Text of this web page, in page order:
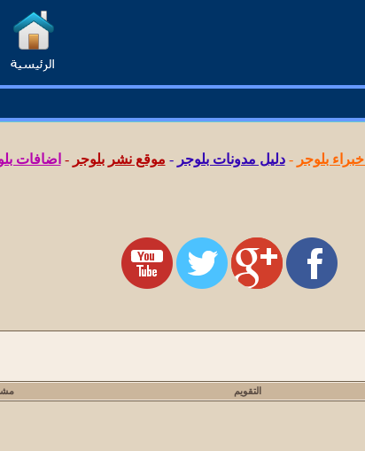
بلوجر -دليل مدونات بلوجر - موقع نشر بلوجر - اضافات
التقويم